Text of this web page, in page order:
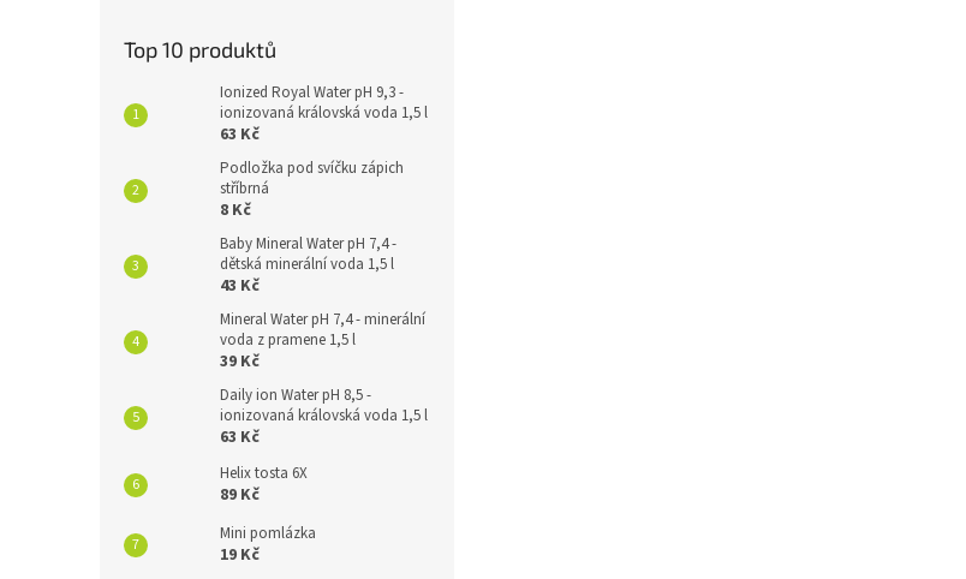
Top 10 produktů
Ionized Royal Water pH 9,3 -
ionizovaná královská voda 1,5 l
63 Kč
Podložka pod svíčku zápich
stříbrná
8 Kč
Baby Mineral Water pH 7,4 -
dětská minerální voda 1,5 l
43 Kč
Mineral Water pH 7,4 - minerální
voda z pramene 1,5 l
39 Kč
Daily ion Water pH 8,5 -
ionizovaná královská voda 1,5 l
63 Kč
Helix tosta 6X
89 Kč
Mini pomlázka
19 Kč